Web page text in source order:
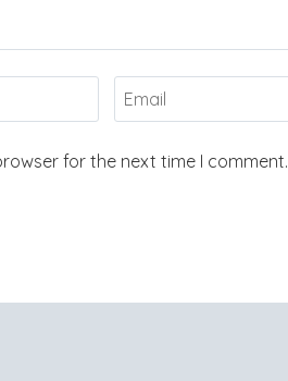
for the next time I comment.